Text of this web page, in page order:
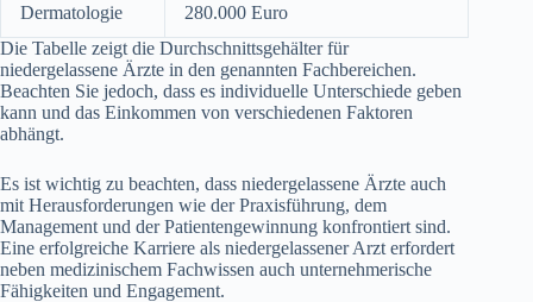
Dermatologie
280.000 Euro
Die Tabelle zeigt die Durchschnittsgehälter für
niedergelassene Ärzte in den genannten Fachbereichen.
Beachten Sie jedoch, dass es individuelle Unterschiede geben
kann und das Einkommen von verschiedenen Faktoren
abhängt.
Es ist wichtig zu beachten, dass niedergelassene Ärzte auch
mit Herausforderungen wie der Praxisführung, dem
Management und der Patientengewinnung konfrontiert sind.
Eine erfolgreiche Karriere als niedergelassener Arzt erfordert
neben medizinischem Fachwissen auch unternehmerische
Fähigkeiten und Engagement.